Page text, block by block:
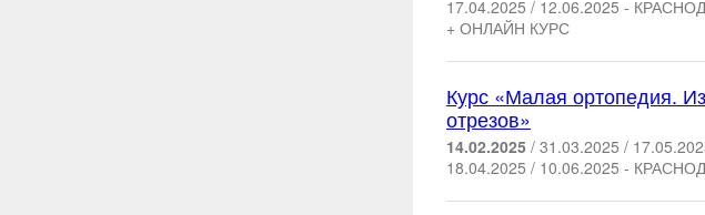
17.04.2025 / 12.06.2025 -
+ ОНЛАЙН КУРС
Курс «Малая ортопедия.
отрезов»
14.02.2025 / 31.03.2025 /
18.04.2025 / 10.06.2025 -